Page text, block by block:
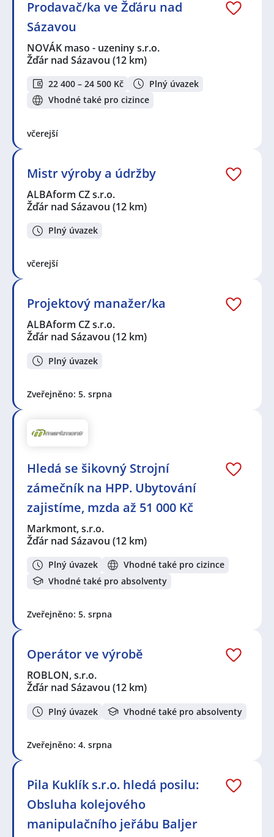
Prodavač/ka ve Žďáru nad
Sázavou
NOVÁK maso - uzeniny s.r.o.
Žďár nad Sázavou (12 km)
22 400 – 24 500 Kč
Plný úvazek
Vhodné také pro cizince
včerejší
Mistr výroby a údržby
ALBAform CZ s.r.o.
Žďár nad Sázavou (12 km)
Plný úvazek
včerejší
Projektový manažer/ka
ALBAform CZ s.r.o.
Žďár nad Sázavou (12 km)
Plný úvazek
Zveřejněno: 5. srpna
Hledá se šikovný Strojní
zámečník na HPP. Ubytování
zajistíme, mzda až 51 000 Kč
Markmont, s.r.o.
Žďár nad Sázavou (12 km)
Plný úvazek
Vhodné také pro cizince
Vhodné také pro absolventy
Zveřejněno: 5. srpna
Operátor ve výrobě
ROBLON, s.r.o.
Žďár nad Sázavou (12 km)
Plný úvazek Vhodné také pro absolventy
Zveřejněno: 4. srpna
Pila Kuklík s.r.o. hledá posilu:
Obsluha kolejového
manipulačního jeřábu Baljer